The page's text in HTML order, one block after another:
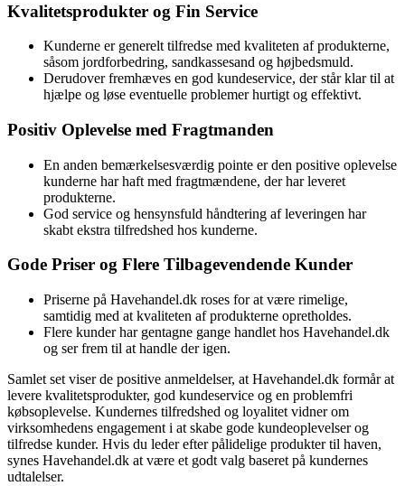
Kvalitetsprodukter og Fin Service
Kunderne er generelt tilfredse med kvaliteten af produkterne,
såsom jordforbedring, sandkassesand og højbedsmuld.
Derudover fremhæves en god kundeservice, der står klar til at
hjælpe og løse eventuelle problemer hurtigt og effektivt.
Positiv Oplevelse med Fragtmanden
En anden bemærkelsesværdig pointe er den positive oplevelse
kunderne har haft med fragtmændene, der har leveret
produkterne.
God service og hensynsfuld håndtering af leveringen har
skabt ekstra tilfredshed hos kunderne.
Gode Priser og Flere Tilbagevendende Kunder
Priserne på Havehandel.dk roses for at være rimelige,
samtidig med at kvaliteten af produkterne opretholdes.
Flere kunder har gentagne gange handlet hos Havehandel.dk
og ser frem til at handle der igen.
Samlet set viser de positive anmeldelser, at Havehandel.dk formår at
levere kvalitetsprodukter, god kundeservice og en problemfri
købsoplevelse. Kundernes tilfredshed og loyalitet vidner om
virksomhedens engagement i at skabe gode kundeoplevelser og
tilfredse kunder. Hvis du leder efter pålidelige produkter til haven,
synes Havehandel.dk at være et godt valg baseret på kundernes
udtalelser.